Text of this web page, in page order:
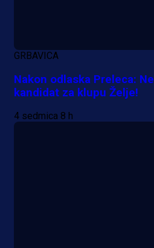
A Selekcija
Da li je selektor
je Barbarez
Alajbegovića u
GRBAVICA
Nakon odlaska Preleca:
kandidat za klupu Želje!
4 sedmica 8 h